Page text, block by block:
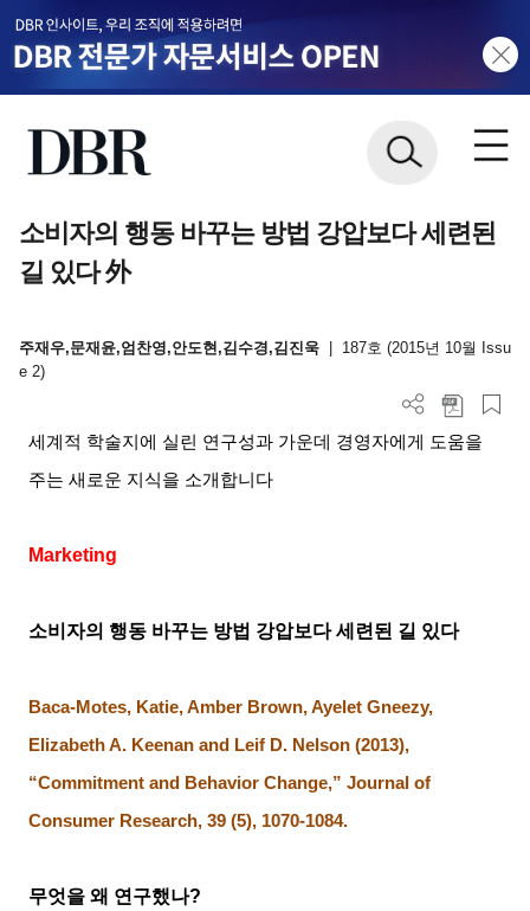
소비자의 행동 바꾸는 방법 강압보다 세련된
길 있다 外
주재우,문재윤,엄찬영,안도현,김수경,김진욱
187호 (2015년 10월 Issu
e 2)
세계적 학술지에 실린 연구성과 가운데 경영자에게 도움을
주는 새로운 지식을 소개합니다
Marketing
소비자의 행동 바꾸는 방법 강압보다 세련된 길 있다
Baca-Motes, Katie, Amber Brown, Ayelet Gneezy,
Elizabeth A. Keenan and Leif D. Nelson (2013),
“Commitment and Behavior Change,” Journal of
Consumer Research, 39 (5), 1070-1084.
무엇을 왜 연구했나?